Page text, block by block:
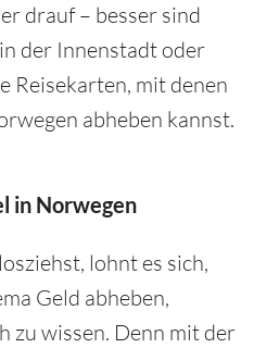
drauf – besser sind
der Innenstadt oder
Reisekarten, mit denen
abheben kannst.
in Norwegen
lohnt es sich,
Geld abheben,
zu wissen. Denn mit der